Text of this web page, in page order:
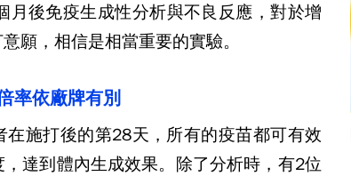
月後免疫生成性分析與不良反應，對於增
願，相信是相當重要的實驗。
率依廠牌有別
施打後的第28天，所有的疫苗都可有效
達到體內生成效果。除了分析時，有2位